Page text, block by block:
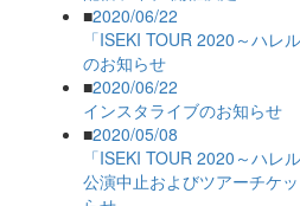
■2020/06/22
「ISEKI TOUR 2020～ハレ
のお知らせ
■2020/06/22
インスタライブのお知らせ
■2020/05/08
「ISEKI TOUR 2020～ハレ
公演中止およびツアーチケ